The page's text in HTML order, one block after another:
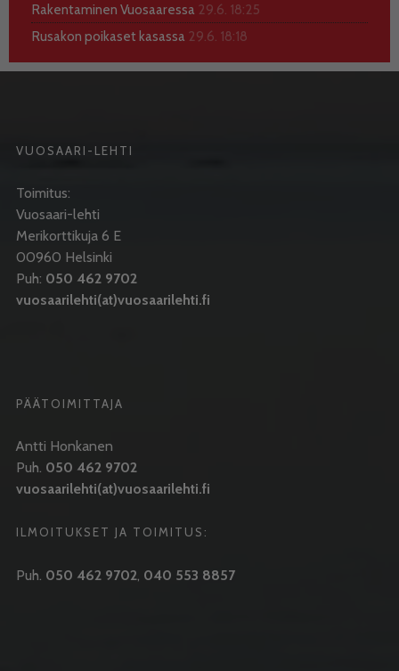
Rakentaminen Vuosaaressa 29.6. 18:25
Rusakon poikaset kasassa 29.6. 18:18
VUOSAARI-LEHTI
Toimitus:
Vuosaari-lehti
Merikorttikuja 6 E
00960 Helsinki
Puh: 050 462 9702
vuosaarilehti(at)vuosaarilehti.fi
PÄÄTOIMITTAJA
Antti Honkanen
Puh. 050 462 9702
vuosaarilehti(at)vuosaarilehti.fi
ILMOITUKSET JA TOIMITUS:
Puh. 050 462 9702, 040 553 8857